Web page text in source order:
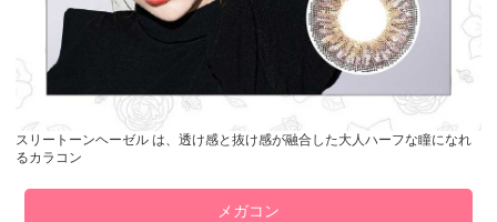
スリートーンヘーゼル は、透け感と抜け感が融合した大人ハーフな瞳になれ
るカラコン
メガコン